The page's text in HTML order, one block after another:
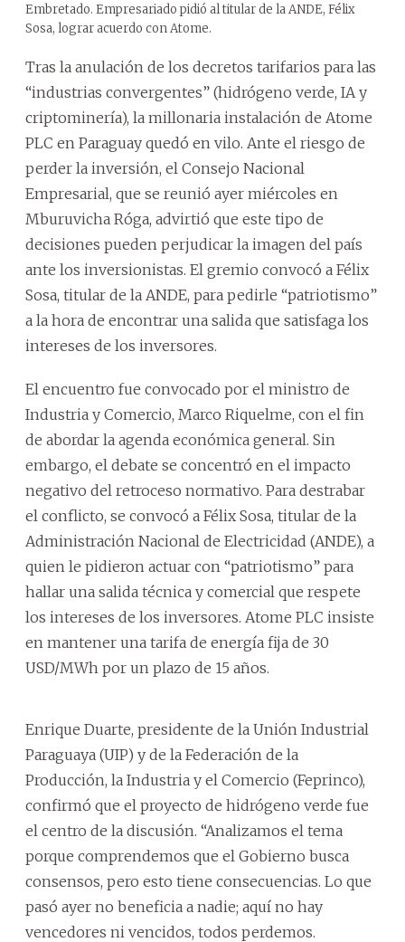
Embretado. Empresariado pidió al titular de la ANDE, Félix
Sosa, lograr acuerdo con Atome.
Tras la anulación de los decretos tarifarios para las
“industrias convergentes” (hidrógeno verde, IA y
criptominería), la millonaria instalación de Atome
PLC en Paraguay quedó en vilo. Ante el riesgo de
perder la inversión, el Consejo Nacional
Empresarial, que se reunió ayer miércoles en
Mburuvicha Róga, advirtió que este tipo de
decisiones pueden perjudicar la imagen del país
ante los inversionistas. El gremio convocó a Félix
Sosa, titular de la ANDE, para pedirle “patriotismo”
a la hora de encontrar una salida que satisfaga los
intereses de los inversores.
El encuentro fue convocado por el ministro de
Industria y Comercio, Marco Riquelme, con el fin
de abordar la agenda económica general. Sin
embargo, el debate se concentró en el impacto
negativo del retroceso normativo. Para destrabar
el conflicto, se convocó a Félix Sosa, titular de la
Administración Nacional de Electricidad (ANDE), a
quien le pidieron actuar con “patriotismo” para
hallar una salida técnica y comercial que respete
los intereses de los inversores. Atome PLC insiste
en mantener una tarifa de energía fija de 30
USD/MWh por un plazo de 15 años.
Enrique Duarte, presidente de la Unión Industrial
Paraguaya (UIP) y de la Federación de la
Producción, la Industria y el Comercio (Feprinco),
confirmó que el proyecto de hidrógeno verde fue
el centro de la discusión. “Analizamos el tema
porque comprendemos que el Gobierno busca
consensos, pero esto tiene consecuencias. Lo que
pasó ayer no beneficia a nadie; aquí no hay
vencedores ni vencidos, todos perdemos.